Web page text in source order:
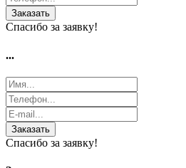
Заказать
Спасибо за заявку!
...
Заказать
Спасибо за заявку!